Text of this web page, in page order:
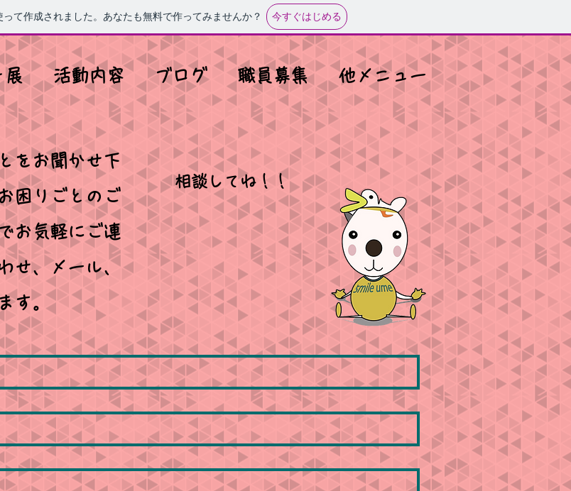
って作成されました。あなたも無料で作ってみませんか？ 今すぐはじめる
展 活動内容 ブログ 職員募集 他メニュー
をお聞かせ下
困りごとのご
お気軽にご連
せ、メール、
す。
​相談してね！！